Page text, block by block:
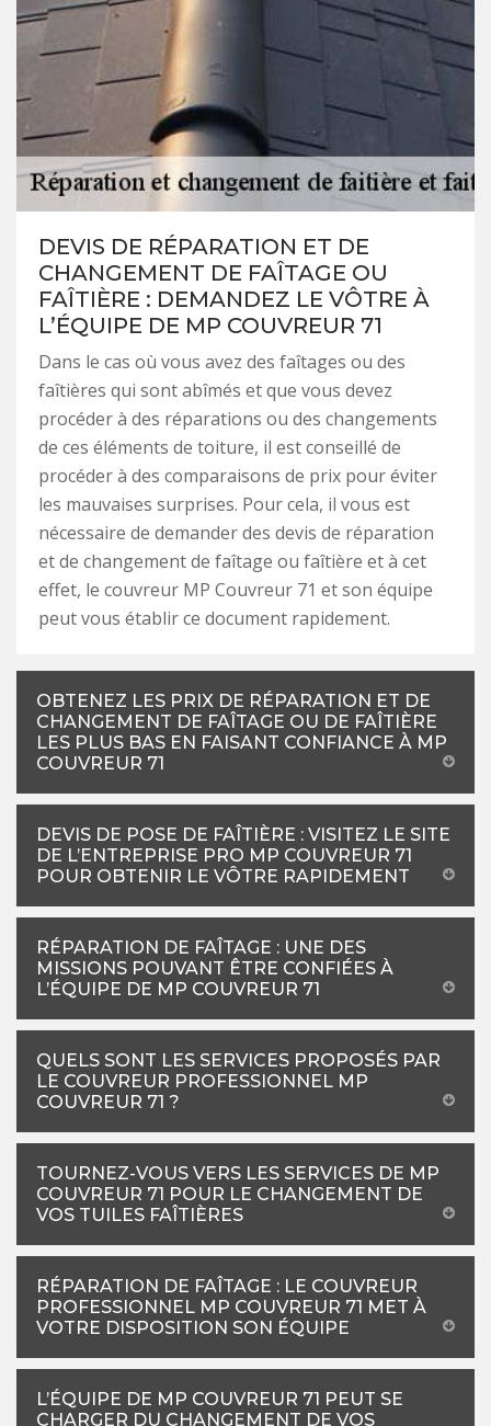
DEVIS DE RÉPARATION ET DE
CHANGEMENT DE FAÎTAGE OU
FAÎTIÈRE : DEMANDEZ LE VÔTRE À
L’ÉQUIPE DE MP COUVREUR 71
Dans le cas où vous avez des faîtages ou des
faîtières qui sont abîmés et que vous devez
procéder à des réparations ou des changements
de ces éléments de toiture, il est conseillé de
procéder à des comparaisons de prix pour éviter
les mauvaises surprises. Pour cela, il vous est
nécessaire de demander des devis de réparation
et de changement de faîtage ou faîtière et à cet
effet, le couvreur MP Couvreur 71 et son équipe
peut vous établir ce document rapidement.
OBTENEZ LES PRIX DE RÉPARATION ET DE
CHANGEMENT DE FAÎTAGE OU DE FAÎTIÈRE
LES PLUS BAS EN FAISANT CONFIANCE À MP
COUVREUR 71
DEVIS DE POSE DE FAÎTIÈRE : VISITEZ LE SITE
DE L’ENTREPRISE PRO MP COUVREUR 71
POUR OBTENIR LE VÔTRE RAPIDEMENT
RÉPARATION DE FAÎTAGE : UNE DES
MISSIONS POUVANT ÊTRE CONFIÉES À
L’ÉQUIPE DE MP COUVREUR 71
QUELS SONT LES SERVICES PROPOSÉS PAR
LE COUVREUR PROFESSIONNEL MP
COUVREUR 71 ?
TOURNEZ-VOUS VERS LES SERVICES DE MP
COUVREUR 71 POUR LE CHANGEMENT DE
VOS TUILES FAÎTIÈRES
RÉPARATION DE FAÎTAGE : LE COUVREUR
PROFESSIONNEL MP COUVREUR 71 MET À
VOTRE DISPOSITION SON ÉQUIPE
L’ÉQUIPE DE MP COUVREUR 71 PEUT SE
CHARGER DU CHANGEMENT DE VOS